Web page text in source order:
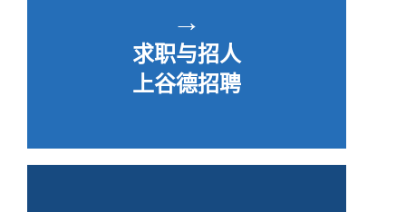
→
求职与招人
上谷德招聘